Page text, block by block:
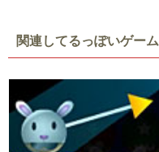
関連してるっぽいゲーム